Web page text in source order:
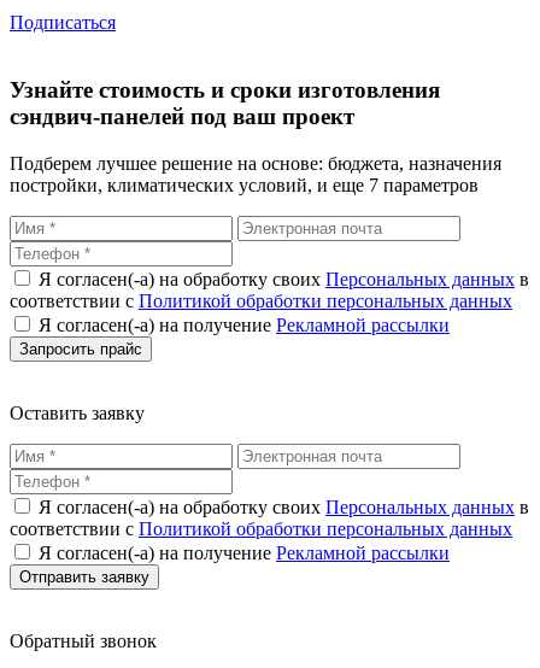
Подписаться
Узнайте стоимость и сроки изготовления
сэндвич-панелей под ваш проект
Подберем лучшее решение на основе: бюджета, назначения
постройки, климатических условий, и еще 7 параметров
Я согласен(-а) на обработку своих Персональных данных в
соответствии с Политикой обработки персональных данных
Я согласен(-а) на получение Рекламной рассылки
Оставить заявку
Я согласен(-а) на обработку своих Персональных данных в
соответствии с Политикой обработки персональных данных
Я согласен(-а) на получение Рекламной рассылки
Обратный звонок